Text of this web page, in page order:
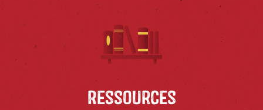
Ressources